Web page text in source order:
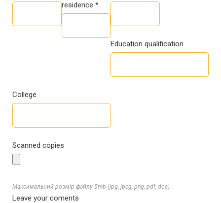
residence *
Education qualification
College
Scanned copies
Максимальний розмір файлу 5mb (jpg, jpeg, png, pdf, doc)
Leave your coments